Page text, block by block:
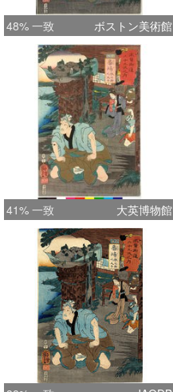
48% 一致 ボストン美術館
41% 一致 大英博物館